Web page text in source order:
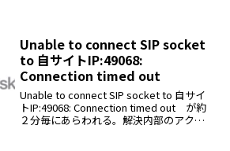
Unable to connect SIP socket
to 自サイトIP:49068:
Connection timed out
Unable to connect SIP socket to 自サイ
トIP:49068: Connection timed out が約
２分毎にあらわれる。解決内部のアクセ